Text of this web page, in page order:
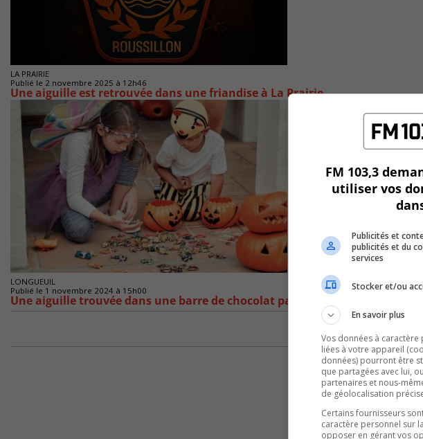
LA PRAIRIE
Publié le 2 novembre 2025 à 12h46
Une aiguille est retrouvée dans une friandise à La Prairie
LONGUEUIL
Publié le 1 novembre 2024 à 15h00
Une aiguille trouvée dans une barre de chocolat par un enfant à Longueuil
FM 103,3
utiliser vos
Publicités et
publicités et du
services
Stocker et/ou
En savoir plus
Vos données à
liées à votre appareil
données) pourront être
que partagées avec lui,
partenaires et nous-
de géolocalisation
Certains fournisseurs
caractère personnel sur
opposer en gérant vos